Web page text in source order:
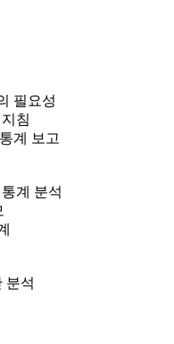
필요성
침
계 보고
계 분석
분석